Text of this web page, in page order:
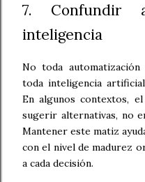
7. Confundir
inteligencia
No toda
toda inteligencia
En algunos contextos,
sugerir alternativas, no
Mantener este matiz
con el nivel de madurez
a cada decisión.